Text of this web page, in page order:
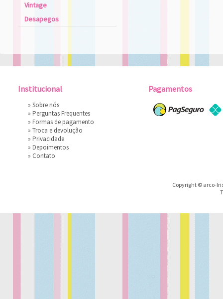
Vintage
Desapegos
Institucional
» Sobre nós
» Perguntas Frequentes
» Formas de pagamento
» Troca e devolução
» Privacidade
» Depoimentos
» Contato
Pagamentos
Copyright © arco-